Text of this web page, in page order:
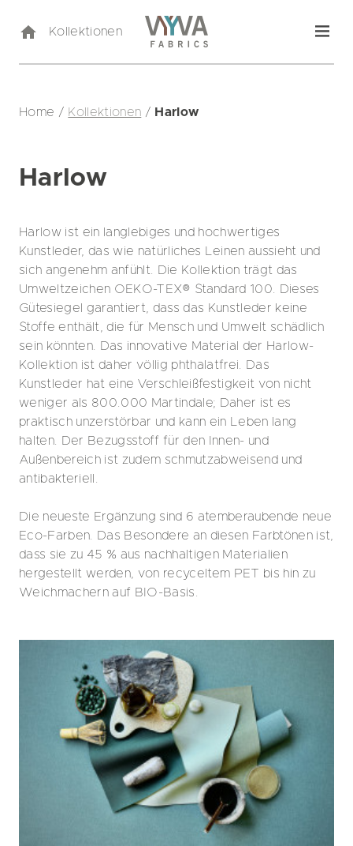
Kollektionen
Home / Kollektionen / Harlow
Harlow
Harlow ist ein langlebiges und hochwertiges
Kunstleder, das wie natürliches Leinen aussieht und
sich angenehm anfühlt. Die Kollektion trägt das
Umweltzeichen OEKO-TEX® Standard 100. Dieses
Gütesiegel garantiert, dass das Kunstleder keine
Stoffe enthält, die für Mensch und Umwelt schädlich
sein könnten. Das innovative Material der Harlow-
Kollektion ist daher völlig phthalatfrei. Das
Kunstleder hat eine Verschleißfestigkeit von nicht
weniger als 800.000 Martindale; Daher ist es
praktisch unzerstörbar und kann ein Leben lang
halten. Der Bezugsstoff für den Innen- und
Außenbereich ist zudem schmutzabweisend und
antibakteriell.
Die neueste Ergänzung sind 6 atemberaubende neue
Eco-Farben. Das Besondere an diesen Farbtönen ist,
dass sie zu 45 % aus nachhaltigen Materialien
hergestellt werden, von recyceltem PET bis hin zu
Weichmachern auf BIO-Basis.